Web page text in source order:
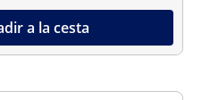
a la cesta